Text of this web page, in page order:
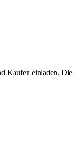
Kaufen einladen. Die